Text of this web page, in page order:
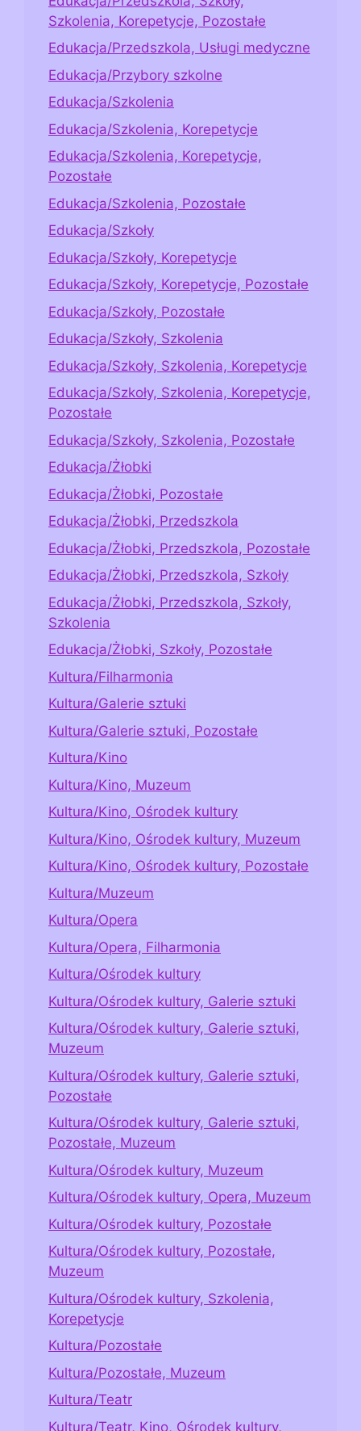
Szkolenia, Korepetycje, Pozostałe
Edukacja/Przedszkola, Usługi medyczne
Edukacja/Przybory szkolne
Edukacja/Szkolenia
Edukacja/Szkolenia, Korepetycje
Edukacja/Szkolenia, Korepetycje,
Pozostałe
Edukacja/Szkolenia, Pozostałe
Edukacja/Szkoły
Edukacja/Szkoły, Korepetycje
Edukacja/Szkoły, Korepetycje, Pozostałe
Edukacja/Szkoły, Pozostałe
Edukacja/Szkoły, Szkolenia
Edukacja/Szkoły, Szkolenia, Korepetycje
Edukacja/Szkoły, Szkolenia, Korepetycje,
Pozostałe
Edukacja/Szkoły, Szkolenia, Pozostałe
Edukacja/Żłobki
Edukacja/Żłobki, Pozostałe
Edukacja/Żłobki, Przedszkola
Edukacja/Żłobki, Przedszkola, Pozostałe
Edukacja/Żłobki, Przedszkola, Szkoły
Edukacja/Żłobki, Przedszkola, Szkoły,
Szkolenia
Edukacja/Żłobki, Szkoły, Pozostałe
Kultura/Filharmonia
Kultura/Galerie sztuki
Kultura/Galerie sztuki, Pozostałe
Kultura/Kino
Kultura/Kino, Muzeum
Kultura/Kino, Ośrodek kultury
Kultura/Kino, Ośrodek kultury, Muzeum
Kultura/Kino, Ośrodek kultury, Pozostałe
Kultura/Muzeum
Kultura/Opera
Kultura/Opera, Filharmonia
Kultura/Ośrodek kultury
Kultura/Ośrodek kultury, Galerie sztuki
Kultura/Ośrodek kultury, Galerie sztuki,
Muzeum
Kultura/Ośrodek kultury, Galerie sztuki,
Pozostałe
Kultura/Ośrodek kultury, Galerie sztuki,
Pozostałe, Muzeum
Kultura/Ośrodek kultury, Muzeum
Kultura/Ośrodek kultury, Opera, Muzeum
Kultura/Ośrodek kultury, Pozostałe
Kultura/Ośrodek kultury, Pozostałe,
Muzeum
Kultura/Ośrodek kultury, Szkolenia,
Korepetycje
Kultura/Pozostałe
Kultura/Pozostałe, Muzeum
Kultura/Teatr
Kultura/Teatr, Kino, Ośrodek kultury,